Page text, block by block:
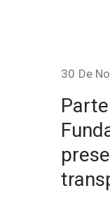
30 De